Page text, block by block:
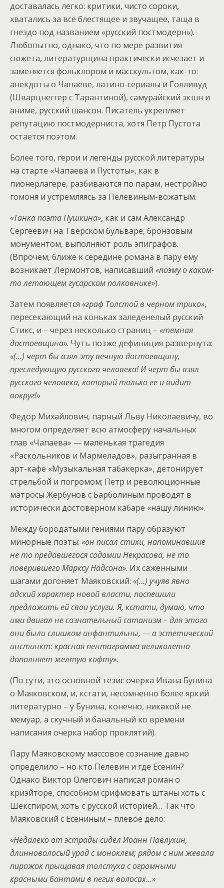
доставалась легко: критики, чисто сороки,
хватались за все блестящее и звучащее, таща в
гнездо под названием «русский постмодерн»).
Любопытно, однако, что по мере развития
сюжета, литературщина практически исчезает и
заменяется фольклором и масскультом, как-то:
анекдоты о Чапаеве, латино-сериалы и Голливуд
(Шварцнеггер с Тарантиной), самурайский экшн и
аниме, русский шансон. Писатель укрепляет
репутацию постмодерниста, хотя Петр Пустота
остается поэтом.
Более того, герои и легенды русской литературы
на старте «Чапаева и Пустоты», как в
пионерлагере, разбиваются по парам, нестройно
гомоня и устремляясь за Пелевиным-вожатым.
«Танка поэта Пушкина», как и сам Александр
Сергеевич на Тверском бульваре, бронзовым
монументом, выполняют роль эпиграфов.
(Впрочем, ближе к середине романа в пару ему
возникает Лермонтов, написавший «поэму о каком-
то летающем гусарском полковнике»).
Затем появляется «граф Толстой в черном трико»,
пересекающий на коньках заледенелый русский
Стикс, и – через несколько страниц – «темная
достоевщина». Чуть позже дефиниция развернута:
«(…) черт бы взял эту вечную достоевщину,
преследующую русского человека! И черт бы взял
русского человека, который только ее и видит
вокруг!»
Федор Михайлович, парный Льву Николаевичу, во
многом определяет всю атмосферу начальных
глав «Чапаева» — маленькая трагедия
«Раскольников и Мармеладов», разыгранная в
арт-кафе «Музыкальная табакерка», детонирует
стрельбой и погромом; Петр и революционные
матросы Жербунов с Барболиным проводят в
исторически достоверном кабаре «нашу линию».
Между бородатыми гениями пару образуют
минорные поэты: «он писал стихи, напоминавшие
не то предавшегося содомии Некрасова, не то
поверившего Марксу Надсона». Их саженными
шагами догоняет Маяковский: «(…) учуяв явно
адский характер новой власти, поспешили
предложить ей свои услуги. Я, кстати, думаю, что
ими двигал не сознательный сатанизм – для этого
они были слишком инфантильны, — а эстетический
инстинкт: красная пентаграмма великолепно
дополняет желтую кофту».
(По сути, это основной тезис очерка Ивана Бунина
о Маяковском, и, кстати, несомненно более яркий
литературно – у Бунина, конечно, никакой не
мемуар, а скучный и банальный ко времени
написания очерка набор проклятий).
Пару Маяковскому массовое сознание давно
определило – но кто Пелевин и где Есенин?
Однако Виктор Олегович написал роман о
криэйторе, способном срифмовать штаны хоть с
Шекспиром, хоть с русской историей… Так что
Маяковский с Есениным – плевое дело:
«Недалеко от эстрады сидел Иоанн Павлухин,
длинноволосый урод с моноклем; рядом с ним жевала
пирожок прыщавая толстуха с огромными
красными бантами в пегих волосах…»